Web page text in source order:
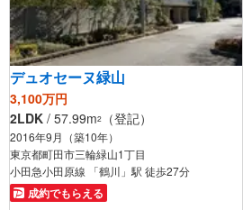
デュオセーヌ緑山
3,100万円
2LDK / 57.99m2 （登記）
2016年9月（築10年）
東京都町田市三輪緑山1丁目
小田急小田原線 「鶴川」駅 徒歩27分
成約でもらえる